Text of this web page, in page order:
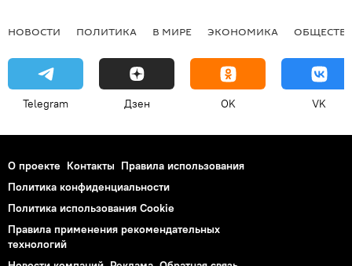
НОВОСТИ ПОЛИТИКА В МИРЕ ЭКОНОМИКА
Telegram Дзен OK VK
О проекте Контакты Правила использования
Политика конфиденциальности
Политика использования Cookie
Правила применения рекомендательных
технологий